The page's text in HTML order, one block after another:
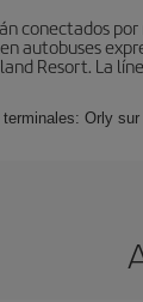
conectados
autobuses
Resort. La
Orly